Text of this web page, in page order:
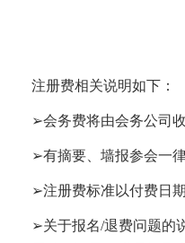
注册费相关说明如下：
➢会务费将由会务公司
➢有摘要、墙报参会一
➢注册费标准以付费日
➢关于报名/退费问题的